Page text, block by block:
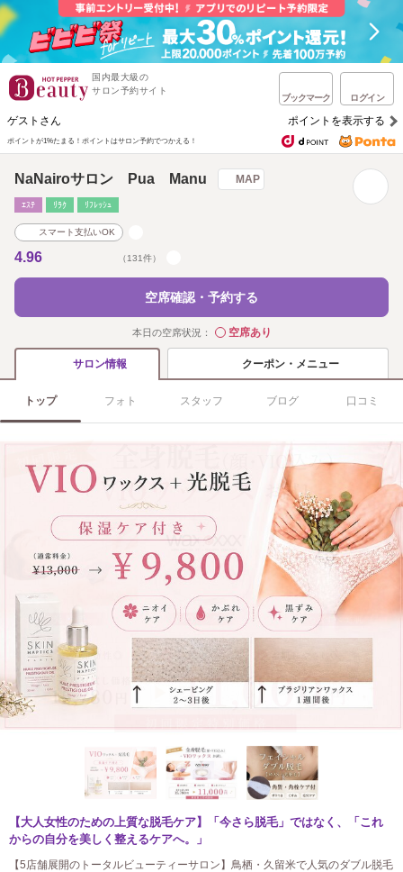
国内最大級の
サロン予約サイト
ブックマーク ログイン
ゲストさん ポイントを表示する
ポイントが1%たまる！ ポイントはサロン予約でつかえる！
NaNairoサロン Pua Manu MAP
ｴｽﾃ ﾘﾗｸ ﾘﾌﾚｯｼｭ
スマート支払いOK
4.96 （131件）
空席確認・予約する
本日の空席状況： ◯空席あり
サロン情報 クーポン・メニュー
トップ フォト スタッフ ブログ 口コミ
【大人女性のための上質な脱毛ケア】「今さら脱毛」ではなく、「これ
からの自分を美しく整えるケアへ。」
【5店舗展開のトータルビューティーサロン】鳥栖・久留米で人気のダブル脱毛